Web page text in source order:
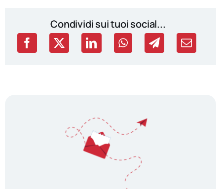
Condividi sui tuoi social...